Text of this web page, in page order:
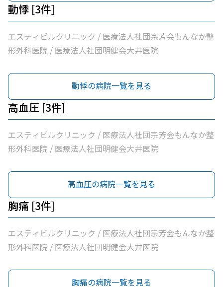
動悸 [3件]
エスティビルクリニック / 医療法人社団宗芳会もんなか整
形外科医院 / 医療法人社団明健会大井医院
動悸の病院一覧を見る
高血圧 [3件]
エスティビルクリニック / 医療法人社団宗芳会もんなか整
形外科医院 / 医療法人社団明健会大井医院
高血圧の病院一覧を見る
胸痛 [3件]
エスティビルクリニック / 医療法人社団宗芳会もんなか整
形外科医院 / 医療法人社団明健会大井医院
胸痛の病院一覧を見る